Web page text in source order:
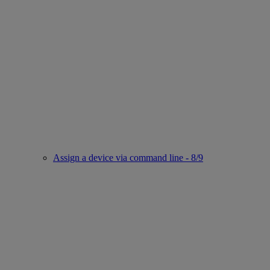
Assign a device via command line - 8/9